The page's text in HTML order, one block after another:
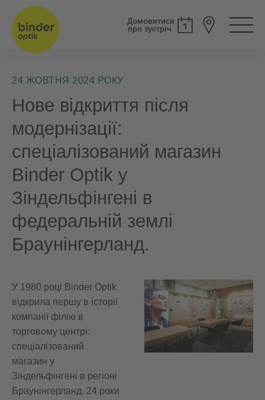
Домовитися
про зустріч
24 ЖОВТНЯ 2024 РОКУ
Нове відкриття після
модернізації:
спеціалізований магазин
Binder Optik у
Зіндельфінгені в
федеральній землі
Браунінгерланд.
У 1980 році Binder Optik
відкрила першу в історії
компанії філію в
торговому центрі:
спеціалізований
магазин у
Зіндельфінгені в регіоні
Браунінгерланд. 24 роки